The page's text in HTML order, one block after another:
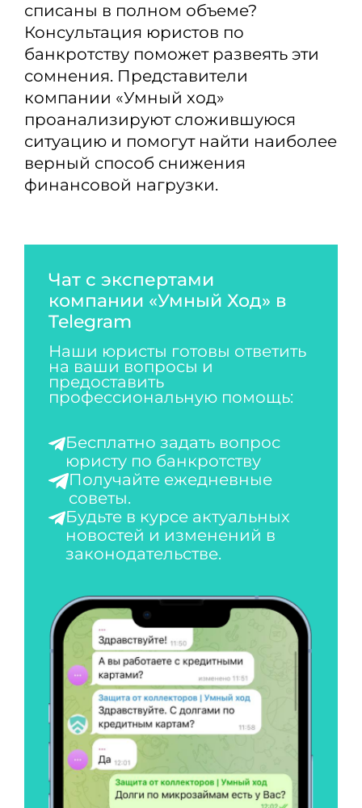
списаны в полном объеме?
Консультация юристов по
банкротству поможет развеять эти
сомнения. Представители
компании «Умный ход»
проанализируют сложившуюся
ситуацию и помогут найти наиболее
верный способ снижения
финансовой нагрузки.
Чат с экспертами
компании «Умный Ход» в
Telegram
Наши юристы готовы ответить
на ваши вопросы и
предоставить
профессиональную помощь:
Бесплатно задать вопрос
юристу по банкротству
Получайте ежедневные
советы.
Будьте в курсе актуальных
новостей и изменений в
законодательстве.